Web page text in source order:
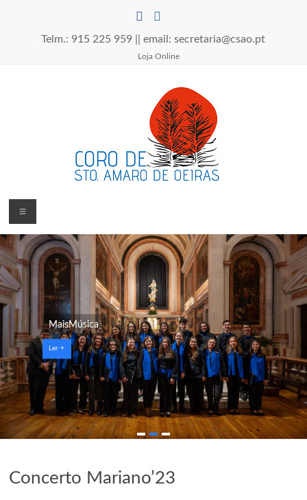
Telm.: 915 225 959 || email: secretaria@csao.pt
Loja Online
Coro
de
Santo
Amaro
de
Oeiras
O
Coro
de
Santo
Amaro
de
é
Menu
MaisMúsica
Ler +
Concerto Mariano’23